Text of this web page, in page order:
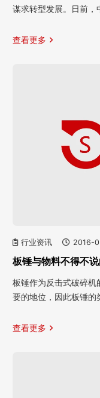
谋求转型发展。日前
查看更多
行业资讯 2016-
板锤与物料不得不
板锤作为反击式破碎机
要的地位，因此板锤
查看更多